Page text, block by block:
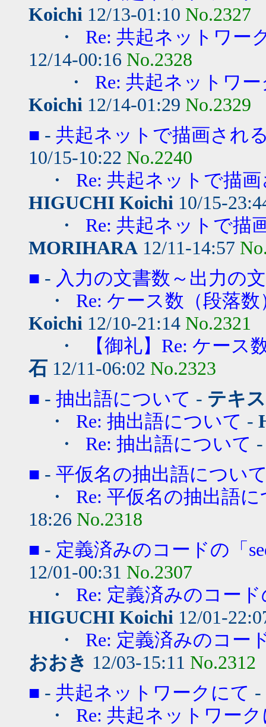
Koichi 12/13-01:10 No.2327
・ Re: 共起ネットワー
12/14-00:16 No.2328
・ Re: 共起ネットワ
Koichi 12/14-01:29 No.2329
■ - 共起ネットで描画され
10/15-10:22 No.2240
・ Re: 共起ネットで描
HIGUCHI Koichi 10/15-
・ Re: 共起ネットで描
MORIHARA 12/11-14:57
■ - 入力の文書数～出力の
・ Re: ケース数（段落
Koichi 12/10-21:14 No.2321
・
【御礼】Re: ケー
石 12/11-06:02 No.2323
■ - 抽出語について - テキ
・ Re: 抽出語について -
・ Re: 抽出語について
■ - 平仮名の抽出語につい
・ Re: 平仮名の抽出語
18:26 No.2318
■ - 定義済みのコードの「
12/01-00:31 No.2307
・ Re: 定義済みのコー
HIGUCHI Koichi 12/01-
・ Re: 定義済みのコー
おおき 12/03-15:11 No.2312
■ - 共起ネットワークにて -
・ Re: 共起ネットワー